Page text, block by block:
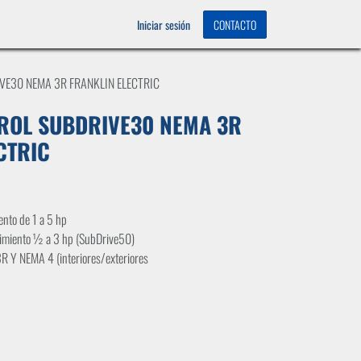
Iniciar sesión CONTACTO
NEMA 3R FRANKLIN ELECTRIC
SUBDRIVE30 NEMA 3R
de 1 a 5 hp
½ a 3 hp (SubDrive50)
Y NEMA 4 (interiores/exteriores